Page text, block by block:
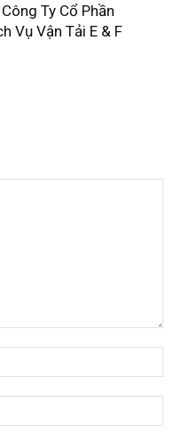
Ty Cổ Phần
Vụ Vận Tải E & F